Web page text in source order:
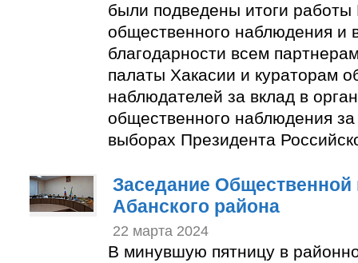
были подведены итоги работы
общественного наблюдения и
благодарности всем
палаты Хакасии и кураторам
наблюдателей за вклад в
общественного наблюдения
выборах Президента
Заседание Общественной
Абанского района
22 марта 2024
В минувшую пятницу в